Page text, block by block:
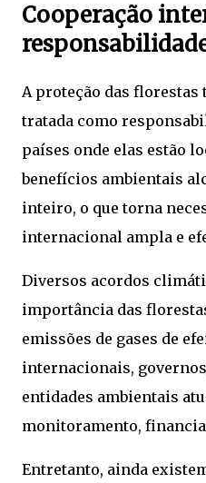
Cooperação
A proteção das
tratada como
países onde elas estão
benefícios ambientais
inteiro, o que torna
internacional ampla e
Diversos acordos
importância das
emissões de gases de
internacionais,
entidades ambientais
monitoramento,
Entretanto, ainda